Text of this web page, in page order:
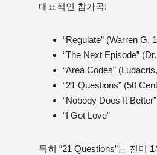
대표적인 참가곡:
“Regulate” (Warren G,
“The Next Episode”
“Area Codes”
“21 Questions” (50
“Nobody Does It Better”
“I Got Love”
특히 “21 Questions”는 전미